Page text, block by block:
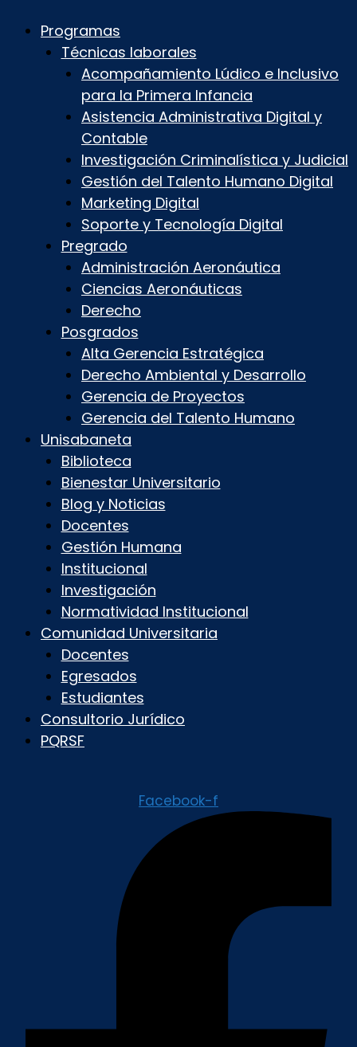
Programas
Técnicas laborales
Acompañamiento Lúdico e Inclusivo
para la Primera Infancia
Asistencia Administrativa Digital y
Contable
Investigación Criminalística y Judicial
Gestión del Talento Humano Digital
Marketing Digital
Soporte y Tecnología Digital
Pregrado
Administración Aeronáutica
Ciencias Aeronáuticas
Derecho
Posgrados
Alta Gerencia Estratégica
Derecho Ambiental y Desarrollo
Gerencia de Proyectos
Gerencia del Talento Humano
Unisabaneta
Biblioteca
Bienestar Universitario
Blog y Noticias
Docentes
Gestión Humana
Institucional
Investigación
Normatividad Institucional
Comunidad Universitaria
Docentes
Egresados
Estudiantes
Consultorio Jurídico
PQRSF
Facebook-f